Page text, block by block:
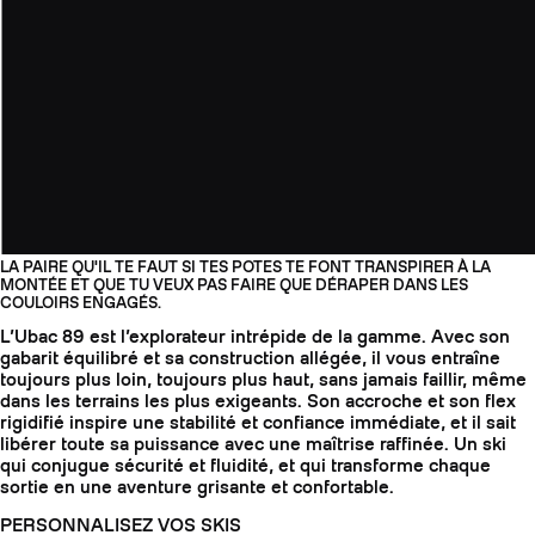
LA PAIRE QU'IL TE FAUT SI TES POTES TE FONT TRANSPIRER À LA
MONTÉE ET QUE TU VEUX PAS FAIRE QUE DÉRAPER DANS LES
COULOIRS ENGAGÉS.
L’Ubac 89 est l’explorateur intrépide de la gamme. Avec son
gabarit équilibré et sa construction allégée, il vous entraîne
toujours plus loin, toujours plus haut, sans jamais faillir, même
dans les terrains les plus exigeants. Son accroche et son flex
rigidifié inspire une stabilité et confiance immédiate, et il sait
libérer toute sa puissance avec une maîtrise raffinée. Un ski
qui conjugue sécurité et fluidité, et qui transforme chaque
sortie en une aventure grisante et confortable.
PERSONNALISEZ VOS SKIS